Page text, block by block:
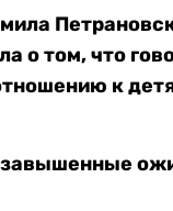
о том, что
к
завышенные